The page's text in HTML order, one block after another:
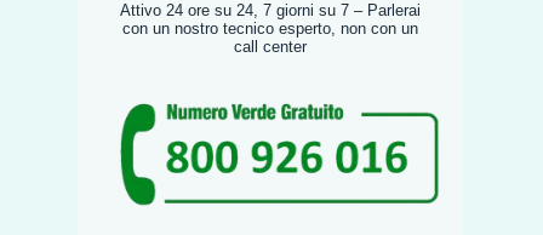
Attivo 24 ore su 24, 7 giorni su 7 – Parlerai
con un nostro tecnico esperto, non con un
call center